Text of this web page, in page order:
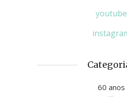
youtube
60 anos